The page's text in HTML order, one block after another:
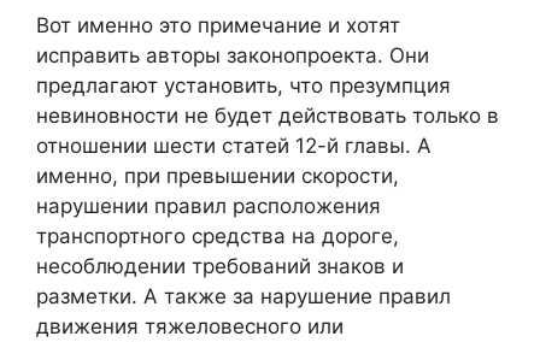
Вот именно это примечание и хотят
исправить авторы законопроекта. Они
предлагают установить, что презумпция
невиновности не будет действовать только в
отношении шести статей 12-й главы. А
именно, при превышении скорости,
нарушении правил расположения
транспортного средства на дороге,
несоблюдении требований знаков и
разметки. А также за нарушение правил
движения тяжеловесного или